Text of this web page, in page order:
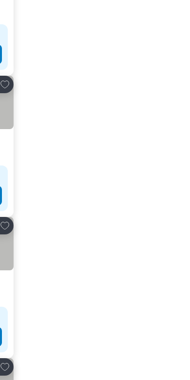
Lägg till i Mina Favoriter
Lägg till i Mina Favoriter
Lägg till i Mina Favoriter